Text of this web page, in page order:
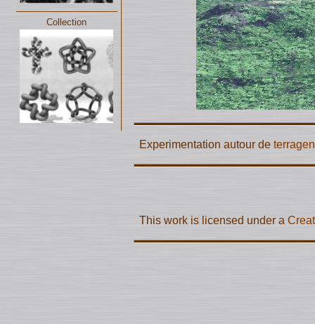
Collection
Experimentation autour de terragen
This work is licensed under a